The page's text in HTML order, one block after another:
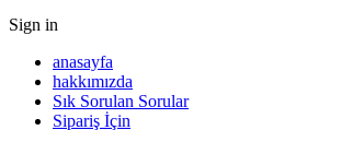
Sign in
anasayfa
hakkımızda
Sık Sorulan Sorular
Sipariş İçin